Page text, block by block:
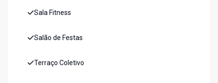
Sala Fitness
Salão de Festas
Terraço Coletivo